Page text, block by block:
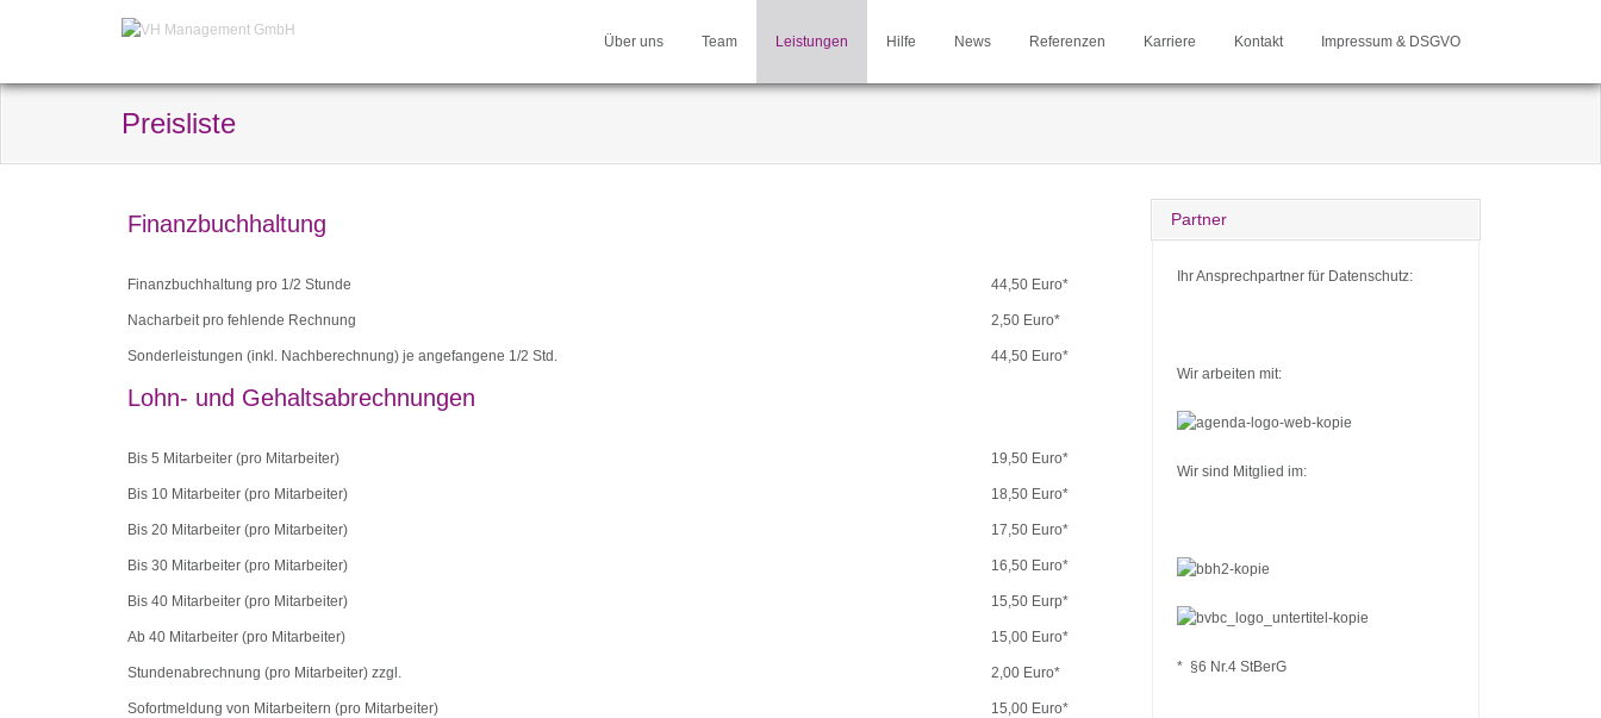
Über uns Team Leistungen Hilfe News Referenzen Karriere Kontakt Impressum & DSGVO
Preisliste
Finanzbuchhaltung
Finanzbuchhaltung pro 1/2 Stunde 44,50 Euro*
Nacharbeit pro fehlende Rechnung 2,50 Euro*
Sonderleistungen (inkl. Nachberechnung) je angefangene 1/2 Std. 44,50 Euro*
Lohn- und Gehaltsabrechnungen
Bis 5 Mitarbeiter (pro Mitarbeiter) 19,50 Euro*
Bis 10 Mitarbeiter (pro Mitarbeiter) 18,50 Euro*
Bis 20 Mitarbeiter (pro Mitarbeiter) 17,50 Euro*
Bis 30 Mitarbeiter (pro Mitarbeiter) 16,50 Euro*
Bis 40 Mitarbeiter (pro Mitarbeiter) 15,50 Eurp*
Ab 40 Mitarbeiter (pro Mitarbeiter) 15,00 Euro*
Stundenabrechnung (pro Mitarbeiter) zzgl. 2,00 Euro*
Sofortmeldung von Mitarbeitern (pro Mitarbeiter) 15,00 Euro*
Partner
Ihr Ansprechpartner für Datenschutz:
Wir arbeiten mit:
Wir sind Mitglied im:
* §6 Nr.4 StBerG